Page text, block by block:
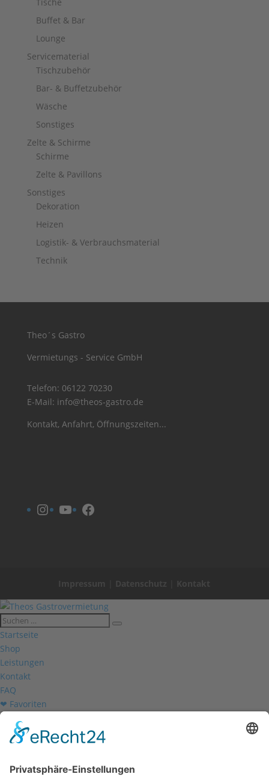
Buffet & Bar
Lounge
Servicematerial
Tischzubehör
Bar- & Buffetzubehör
Wäsche
Sonstiges
Zelte & Schirme
Schirme
Zelte & Pavillons
Sonstiges
Dekoration
Heizen
Logistik- & Verbrauchsmaterial
Technik
Theo´s Gastro
Vermietungs - Service GmbH
Telefon: 06122 70230
E-Mail: info@theos-gastro.de
Kontakt, Anfahrt, Öffnungszeiten...
Instagram
YouTubeFacebook
Impressum Datenschutz Kontakt
Startseite
Shop
Leistungen
Kontakt
FAQ
❤ Favoriten
Mein Konto